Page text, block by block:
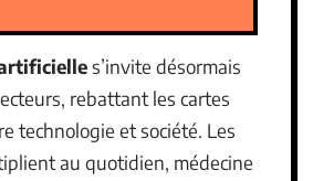
s’invite désormais
rebattant les cartes
technologie et société. Les
au quotidien, médecine